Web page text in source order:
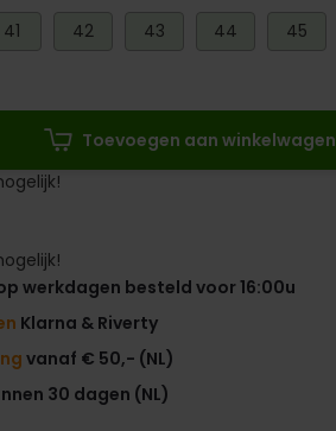
41 42 43 44 45
Toevoegen aan winkelwagen
werkdagen besteld voor 16:00u
Klarna & Riverty
vanaf € 50,- (NL)
30 dagen (NL)